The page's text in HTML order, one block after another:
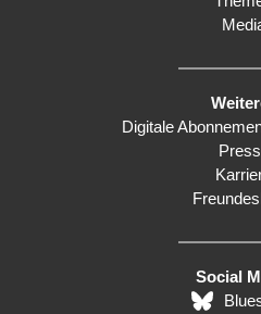
Digitale
Social